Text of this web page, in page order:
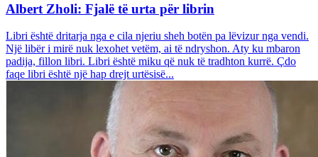
Albert Zholi: Fjalë të urta për librin
Libri është dritarja nga e cila njeriu sheh botën pa lëvizur nga vendi.
Një libër i mirë nuk lexohet vetëm, ai të ndryshon. Aty ku mbaron
padija, fillon libri. Libri është miku që nuk të tradhton kurrë. Çdo
faqe libri është një hap drejt urtësisë...